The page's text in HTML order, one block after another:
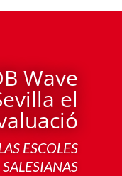
Wave
el
ESCOLES
SALESIANAS